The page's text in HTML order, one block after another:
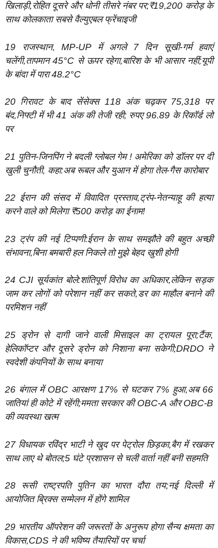
खिलाड़ी,रोहित दूसरे और धोनी तीसरे नंबर पर;₹19,200 करोड़ के
साथ कोलकाता सबसे वैल्युएबल फ्रेंचाइजी
19 राजस्थान, MP-UP में अगले 7 दिन सूखी-गर्म हवाएं
चलेंगी,तापमान 45°C से ऊपर रहेगा,बारिश के भी आसार नहीं;यूपी
के बांदा में पारा 48.2°C
20 गिरावट के बाद सेंसेक्स 118 अंक चढ़कर 75,318 पर
बंद,निफ्टी में भी 41 अंक की तेजी रही; रुपए 96.89 के रिकॉर्ड लो
पर
21 पुतिन-जिनपिंग ने बदली ग्लोबल गेम ! अमेरिका को डॉलर पर दी
खुली चुनौती, कहा:अब रूबल और युआन में होगा तेल-गैस कारोबार
22 ईरान की संसद में विवादित प्रस्ताव,ट्रंप-नेतन्याहू की हत्या
करने वाले को मिलेगा ₹500 करोड़ का ईनाम!
23 ट्रंप की नई टिप्पणी:ईरान के साथ समझौते की बहुत अच्छी
संभावना,बिना बमबारी हल निकले तो मुझे बेहद खुशी होगी
24 CJI सूर्यकांत बोले:शांतिपूर्ण विरोध का अधिकार,लेकिन सड़क
जाम कर लोगों को परेशान नहीं कर सकते,डर का माहौल बनाने की
परमिशन नहीं
25 ड्रोन से दागी जाने वाली मिसाइल का ट्रायल पूरा;टैंक,
हेलिकॉप्टर और दूसरे ड्रोन को निशाना बना सकेगी;DRDO ने
स्वदेशी कंपनियों के साथ बनाया
26 बंगाल में OBC आरक्षण 17% से घटकर 7% हुआ,अब 66
जातियां ही कोटे में रहेंगी;ममता सरकार की OBC-A और OBC-B
की व्यवस्था खत्म
27 विधायक रविंद्र भाटी ने खुद पर पेट्रोल छिड़का,बैग में रखकर
साथ लाए थे बोतल;5 घंटे प्रशासन से चली वार्ता नहीं बनी सहमति
28 रूसी राष्ट्रपति पुतिन का भारत दौरा तय;नई दिल्ली में
आयोजित ब्रिक्स सम्मेलन में होंगे शामिल
29 भारतीय ऑपरेशन की जरूरतों के अनुरूप होगा सैन्य क्षमता का
विकास,CDS ने की भविष्य तैयारियों पर चर्चा